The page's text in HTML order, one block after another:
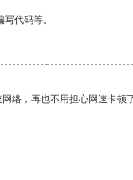
代码等。
络，再也不用担心网速卡顿了